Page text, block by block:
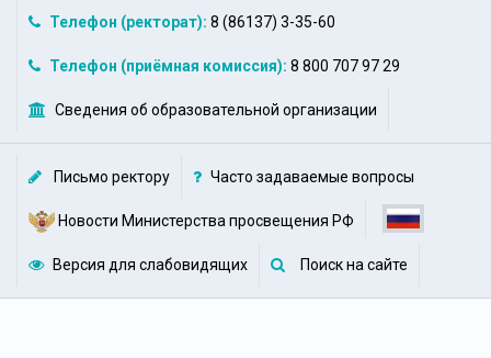
деятельность
АГПУ
Телефон (ректорат): 8 (86137) 3-35-60
Телефон (приёмная комиссия): 8 800 707 97 29
Сведения об образовательной организации
Письмо ректору Часто задаваемые вопросы
Новости Министерства просвещения РФ
Версия для слабовидящих Поиск на сайте